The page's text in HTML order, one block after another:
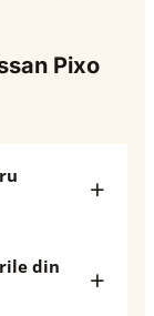
Pixo
din